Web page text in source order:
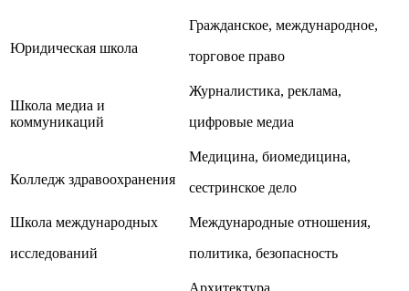
Юридическая школа
Гражданское, международное,
торговое право
Школа медиа и
коммуникаций
Журналистика, реклама,
цифровые медиа
Колледж здравоохранения
Медицина, биомедицина,
сестринское дело
Школа международных
исследований
Международные отношения,
политика, безопасность